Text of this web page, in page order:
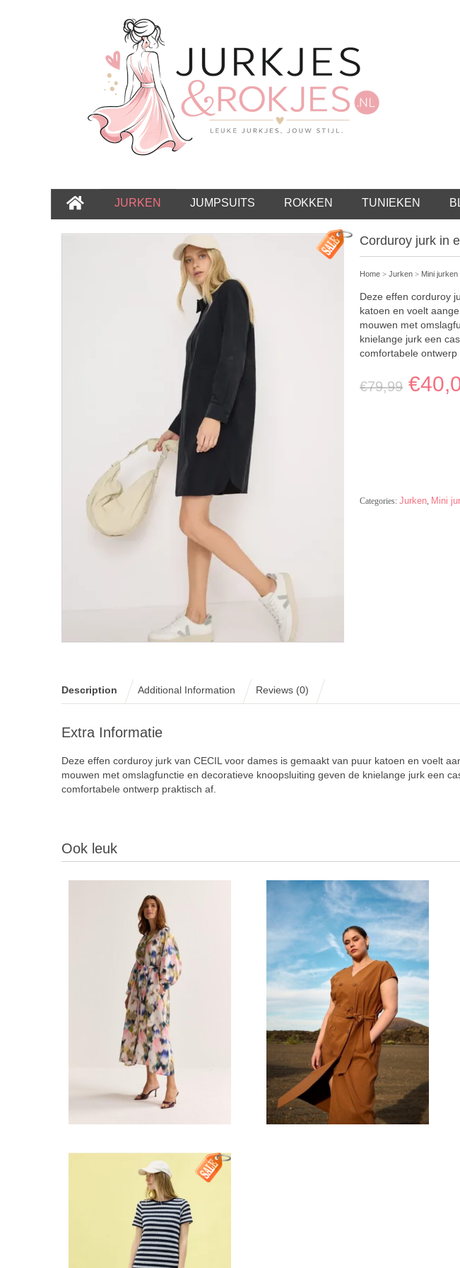
JURKEN JUMPSUITS ROKKEN TUNIEKEN
Corduroy jurk in
Home >Jurken > Mini jurken
Deze effen corduroy
katoen en voelt
mouwen met
knielange jurk een
comfortabele ontwerp
€79,99 €
Categories:Jurken Mini
Description Additional Information Reviews (0)
Extra Informatie
Deze effen corduroy jurk van CECIL voor dames is gemaakt van puur katoen en voelt
mouwen met omslagfunctie en decoratieve knoopsluiting geven de knielange jurk een
comfortabele ontwerp praktisch af.
Ook leuk